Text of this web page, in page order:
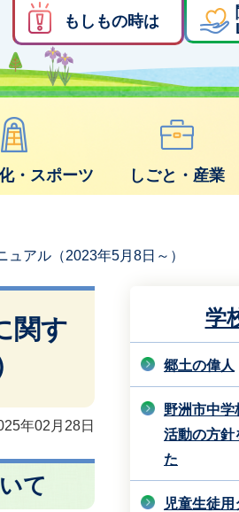
もしもの時は
・スポーツ しごと・産業
アル（2023年5月8日～）
関す
年02月28日
て
学
郷土の偉人
野洲市中学
活動の方針
た
児童生徒